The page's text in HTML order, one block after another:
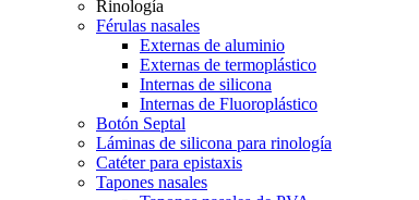
Rinología
Férulas nasales
Externas de aluminio
Externas de termoplástico
Internas de silicona
Internas de Fluoroplástico
Botón Septal
Láminas de silicona para rinología
Catéter para epistaxis
Tapones nasales